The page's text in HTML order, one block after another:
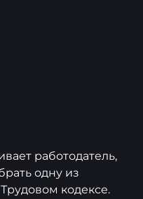
работодатель,
одну из
кодексе.